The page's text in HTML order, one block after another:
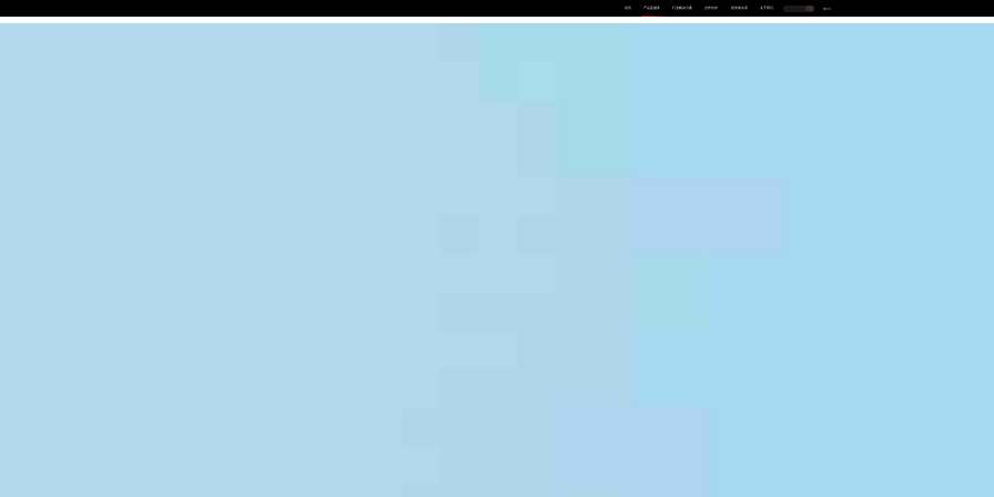
首页 产品及服务 行业解决方案 合作伙伴 投资者关系 关于我们 中EN